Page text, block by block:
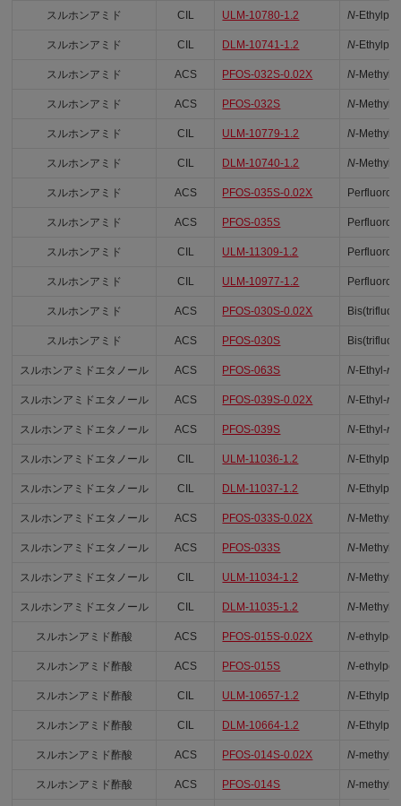
スルホンアミド CIL ULM-10780-1.2 N-
スルホンアミド CIL DLM-10741-1.2 N-
スルホンアミド ACS PFOS-032S-0.02X N-
スルホンアミド ACS PFOS-032S N-
スルホンアミド CIL ULM-10779-1.2 N-
スルホンアミド CIL DLM-10740-1.2 N-
スルホンアミド ACS PFOS-035S-0.02X
スルホンアミド ACS PFOS-035S
スルホンアミド CIL ULM-11309-1.2
スルホンアミド CIL ULM-10977-1.2
スルホンアミド ACS PFOS-030S-0.02X
スルホンアミド ACS PFOS-030S
スルホンアミドエタノール ACS PFOS-063S N-Ethyl-n
スルホンアミドエタノール ACS PFOS-039S-0.02X N-Ethyl-n
スルホンアミドエタノール ACS PFOS-039S N-Ethyl-n
スルホンアミドエタノール CIL ULM-11036-1.2 N-
スルホンアミドエタノール CIL DLM-11037-1.2 N-
スルホンアミドエタノール ACS PFOS-033S-0.02X N-
スルホンアミドエタノール ACS PFOS-033S N-
スルホンアミドエタノール CIL ULM-11034-1.2 N-
スルホンアミドエタノール CIL DLM-11035-1.2 N-
スルホンアミド酢酸 ACS PFOS-015S-0.02X N-
スルホンアミド酢酸 ACS PFOS-015S N-
スルホンアミド酢酸 CIL ULM-10657-1.2 N-
スルホンアミド酢酸 CIL DLM-10664-1.2 N-
スルホンアミド酢酸 ACS PFOS-014S-0.02X N-
スルホンアミド酢酸 ACS PFOS-014S N-